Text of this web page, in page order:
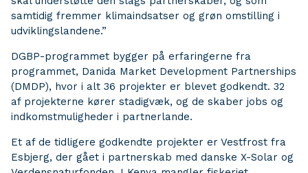
samtidig fremmer klimaindsatser og grøn omstilling i
udviklingslandene.”
DGBP-programmet bygger på erfaringerne fra
programmet, Danida Market Development Partnerships
(DMDP), hvor i alt 36 projekter er blevet godkendt. 32
af projekterne kører stadigvæk, og de skaber jobs og
indkomstmuligheder i partnerlande.
Et af de tidligere godkendte projekter er Vestfrost fra
Esbjerg, der gået i partnerskab med danske X-Solar og